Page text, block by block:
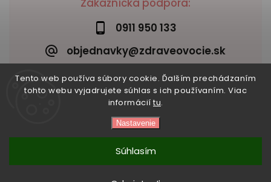
Tento web používa súbory cookie. Ďalším prechádzaním
tohto webu vyjadrujete súhlas s ich používaním. Viac
informácií tu.
Nastavenie
Súhlasím
0911 950 133
objednavky@zdraveovocie.sk
Zdravé ovocie. Všetky práva vyhradené.
Shoptet | Design